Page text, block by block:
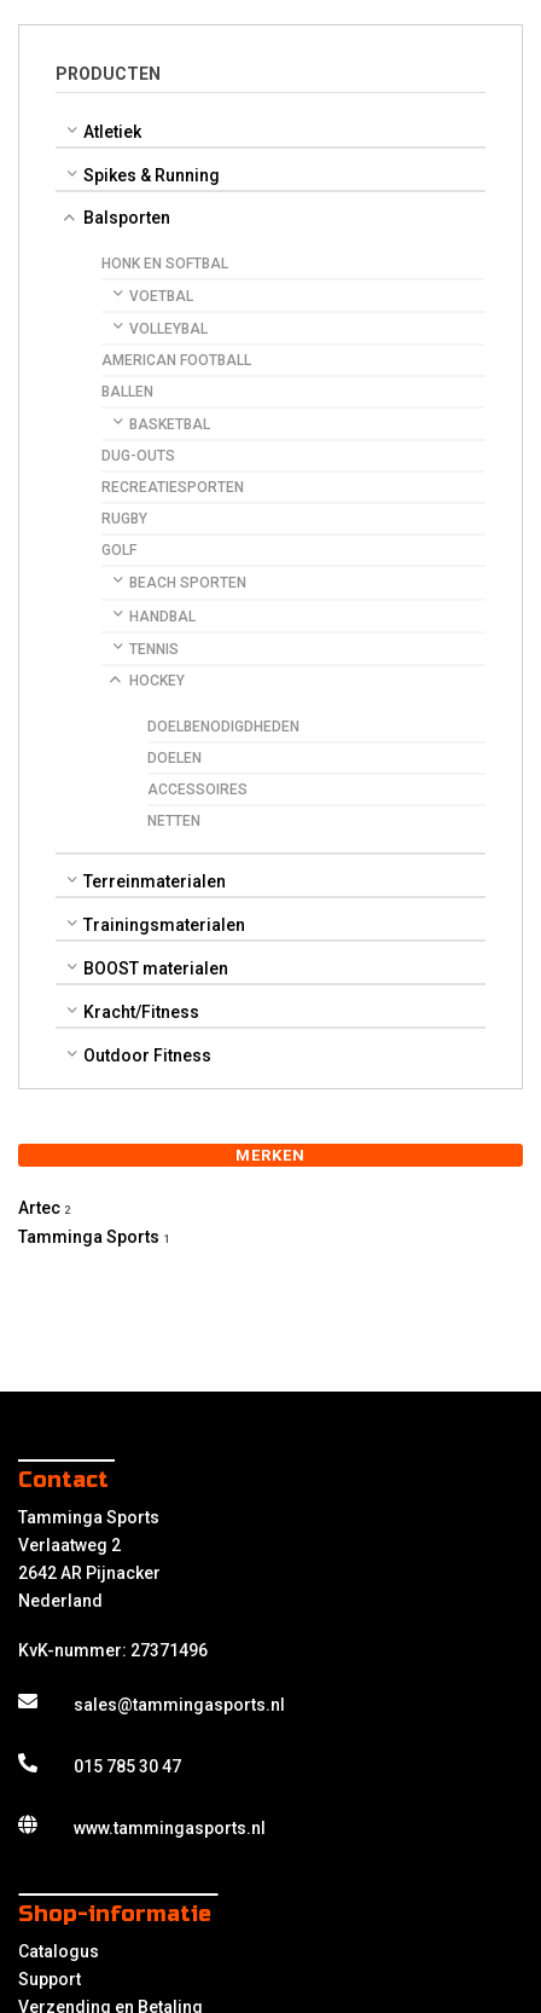
PRODUCTEN
Atletiek
Spikes & Running
Balsporten
HONK EN SOFTBAL
VOETBAL
VOLLEYBAL
AMERICAN FOOTBALL
BALLEN
BASKETBAL
DUG-OUTS
RECREATIESPORTEN
RUGBY
GOLF
BEACH SPORTEN
HANDBAL
TENNIS
HOCKEY
DOELBENODIGDHEDEN
DOELEN
ACCESSOIRES
NETTEN
Terreinmaterialen
Trainingsmaterialen
BOOST materialen
Kracht/Fitness
Outdoor Fitness
MERKEN
Artec 2
Tamminga Sports 1
Contact
Tamminga Sports
Verlaatweg 2
2642 AR Pijnacker
Nederland
KvK-nummer: 27371496
sales@tammingasports.nl
015 785 30 47
www.tammingasports.nl
Shop-informatie
Catalogus
Support
Verzending en Betaling